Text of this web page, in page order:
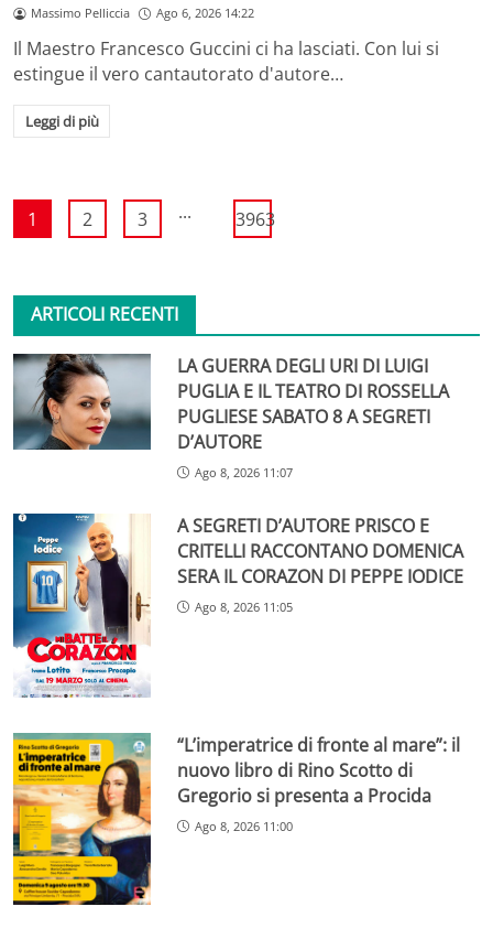
Massimo Pelliccia Ago 6, 2026 14:22
Il Maestro Francesco Guccini ci ha lasciati. Con lui si
estingue il vero cantautorato d'autore…
Leggi di più
1 2 3 ... 3963
ARTICOLI RECENTI
LA GUERRA DEGLI URI DI LUIGI
PUGLIA E IL TEATRO DI ROSSELLA
PUGLIESE SABATO 8 A SEGRETI
D’AUTORE
Ago 8, 2026 11:07
A SEGRETI D’AUTORE PRISCO E
CRITELLI RACCONTANO DOMENICA
SERA IL CORAZON DI PEPPE IODICE
Ago 8, 2026 11:05
“L’imperatrice di fronte al mare”: il
nuovo libro di Rino Scotto di
Gregorio si presenta a Procida
Ago 8, 2026 11:00